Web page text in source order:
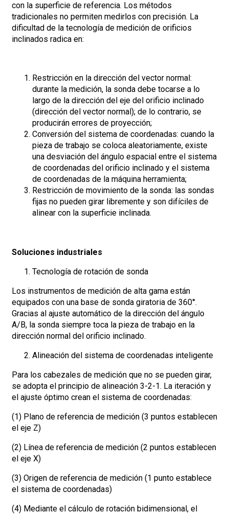
con la superficie de referencia. Los métodos
tradicionales no permiten medirlos con precisión. La
dificultad de la tecnología de medición de orificios
inclinados radica en:
Restricción en la dirección del vector normal:
durante la medición, la sonda debe tocarse a lo
largo de la dirección del eje del orificio inclinado
(dirección del vector normal); de lo contrario, se
producirán errores de proyección;
Conversión del sistema de coordenadas: cuando la
pieza de trabajo se coloca aleatoriamente, existe
una desviación del ángulo espacial entre el sistema
de coordenadas del orificio inclinado y el sistema
de coordenadas de la máquina herramienta;
Restricción de movimiento de la sonda: las sondas
fijas no pueden girar libremente y son difíciles de
alinear con la superficie inclinada.
Soluciones industriales
Tecnología de rotación de sonda
Los instrumentos de medición de alta gama están
equipados con una base de sonda giratoria de 360°.
Gracias al ajuste automático de la dirección del ángulo
A/B, la sonda siempre toca la pieza de trabajo en la
dirección normal del orificio inclinado.
Alineación del sistema de coordenadas inteligente
Para los cabezales de medición que no se pueden girar,
se adopta el principio de alineación 3-2-1. La iteración y
el ajuste óptimo crean el sistema de coordenadas:
(1) Plano de referencia de medición (3 puntos establecen
el eje Z)
(2) Línea de referencia de medición (2 puntos establecen
el eje X)
(3) Origen de referencia de medición (1 punto establece
el sistema de coordenadas)
(4) Mediante el cálculo de rotación bidimensional, el